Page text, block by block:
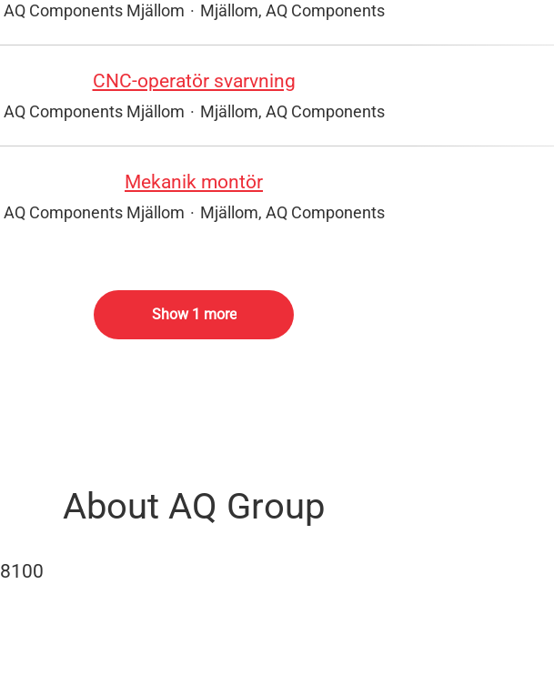
AQ Components Mjällom · Mjällom, AQ Components
CNC-operatör svarvning
AQ Components Mjällom · Mjällom, AQ Components
Mekanik montör
AQ Components Mjällom · Mjällom, AQ Components
Show 1 more
About AQ Group
8100